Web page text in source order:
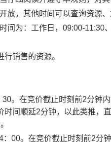
放，其他时间可以查询资源
间为：工作日，09:00-11:30
销售的资源。
。在竞价截止时刻前2分钟
时间顺延2分钟，以此类推，
00。在竞价截止时刻前2分